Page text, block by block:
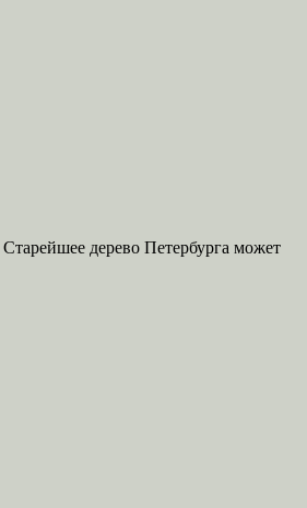
Старейшее дерево Петербурга может